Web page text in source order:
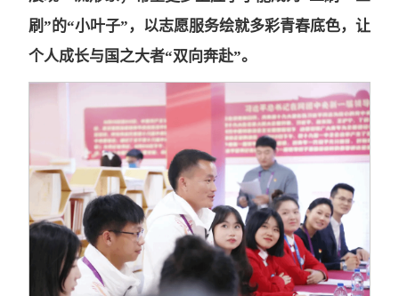
刷”的“小叶子”， 以志愿服务绘就多彩青春底色，让
个人成长与国之大者“双向奔赴”。